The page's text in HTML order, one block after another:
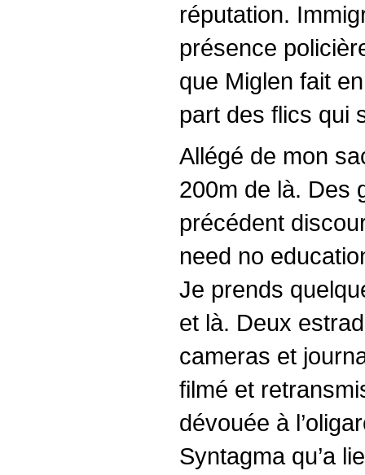
réputation.
présence
que Miglen fait
part des flics qui
Allégé de mon
200m de là. Des
précédent
need no
Je prends
et là. Deux
cameras et
filmé et
dévouée à
Syntagma qu’a